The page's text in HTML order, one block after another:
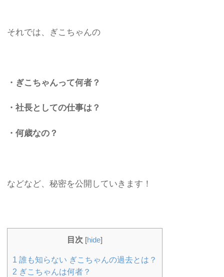
それでは、ぎこちゃんの
・ぎこちゃんって何者？
・社長としての仕事は？
・何歳なの？
などなど、秘密を公開していきます！
目次 [hide]
1 誰も知らない ぎこちゃんの過去とは？
2 ぎこちゃんは何者？